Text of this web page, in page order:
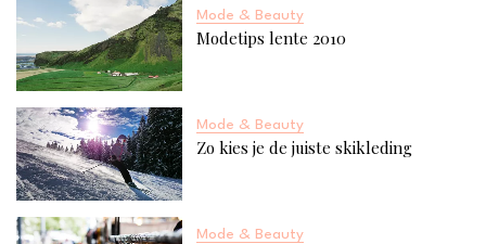
Mode & Beauty
Modetips lente 2010
Mode & Beauty
Zo kies je de juiste skikleding
Mode & Beauty